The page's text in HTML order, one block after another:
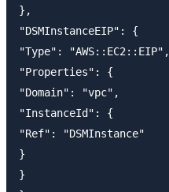
},
"DSMInstanceEIP": {
"Type": "AWS::EC2::EIP",
"Properties": {
"Domain": "vpc",
"InstanceId": {
"Ref": "DSMInstance"
}
}